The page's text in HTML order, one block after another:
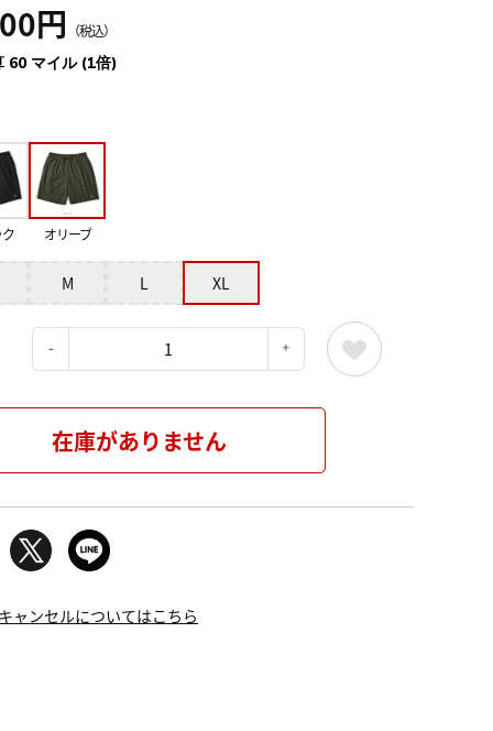
円 （税込）
60 マイル (1倍)
オリーブ
M L XL
在庫がありません
ャンセルについてはこちら